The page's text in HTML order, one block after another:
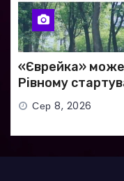
«Єврейка»
Рівному
Сер 8, 2026